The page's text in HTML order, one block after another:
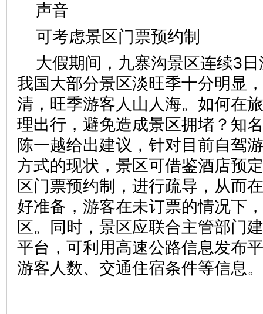
声音
可考虑景区门票预约制
大假期间，九寨沟景区连续3
我国大部分景区淡旺季十分明显
清，旺季游客人山人海。如何在
理出行，避免造成景区拥堵？知
陈一越给出建议，针对目前自驾
方式的现状，景区可借鉴酒店预
区门票预约制，进行疏导，从而
好准备，游客在未订票的情况下
区。同时，景区应联合主管部门
平台，可利用高速公路信息发布
游客人数、交通住宿条件等信息。